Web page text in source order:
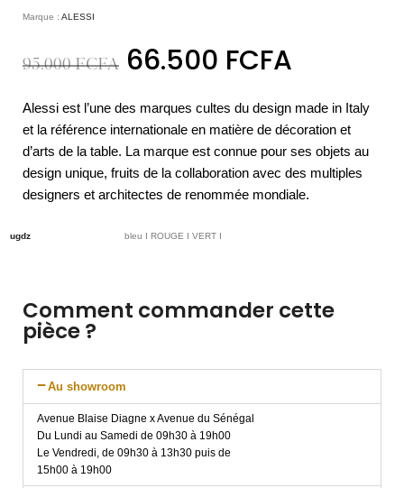
Marque : ALESSI
95.000FCFA 66.500 FCFA
Alessi est l’une des marques cultes du design made in Italy
et la référence internationale en matière de décoration et
d’arts de la table. La marque est connue pour ses objets au
design unique, fruits de la collaboration avec des multiples
designers et architectes de renommée mondiale.
ugdz bleu I ROUGE I VERT I
Comment commander cette
pièce ?
Au showroom
Avenue Blaise Diagne x Avenue du Sénégal
Du Lundi au Samedi de 09h30 à 19h00
Le Vendredi, de 09h30 à 13h30 puis de
15h00 à 19h00